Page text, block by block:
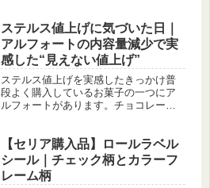
隅を占領してしまいます。「今は考え
ても仕方がない」「なるようにしかな
ら...
ステルス値上げに気づいた日｜
アルフォートの内容量減少で実
感した“見えない値上げ”
ステルス値上げを実感したきっかけ普
段よく購入しているお菓子の一つにア
ルフォートがあります。チョコレート
グを見て少しまとめて購入するのが習
慣になっています。今回も「いつもの
安...
【セリア購入品】ロールラベル
シール｜チェック柄とカラーフ
レーム柄